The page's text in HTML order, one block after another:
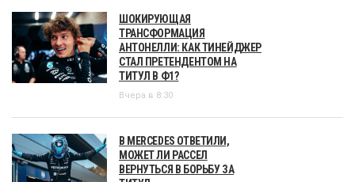
ШОКИРУЮЩАЯ
ТРАНСФОРМАЦИЯ
АНТОНЕЛЛИ: КАК ТИНЕЙДЖЕР
СТАЛ ПРЕТЕНДЕНТОМ НА
ТИТУЛ В Ф1?
Вчера в 8:30
В MERCEDES ОТВЕТИЛИ,
МОЖЕТ ЛИ РАССЕЛ
ВЕРНУТЬСЯ В БОРЬБУ ЗА